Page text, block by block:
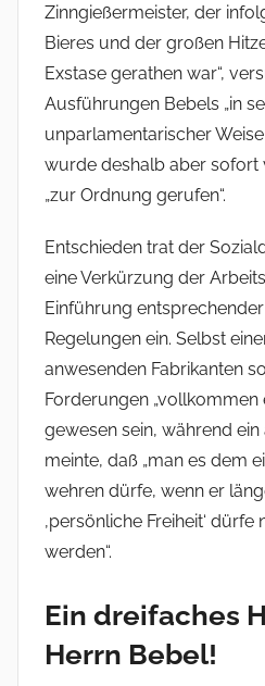
Zinngießermeister, der
Bieres und der großen
Exstase gerathen war“,
Ausführungen Bebels „in
unparlamentarischer
wurde deshalb aber sofort
„zur Ordnung gerufen“.
Entschieden trat der
eine Verkürzung der
Einführung
Regelungen ein. Selbst
anwesenden Fabrikanten
Forderungen „vollkommen
gewesen sein, während
meinte, daß „man es dem
wehren dürfe, wenn er
‚persönliche Freiheit‘
werden“.
Ein dreifaches
Herrn Bebel!